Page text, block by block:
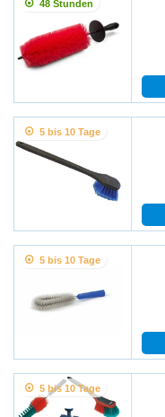
48 Stunden
5 bis 10 Tage
5 bis 10 Tage
5 bis 10 Tage